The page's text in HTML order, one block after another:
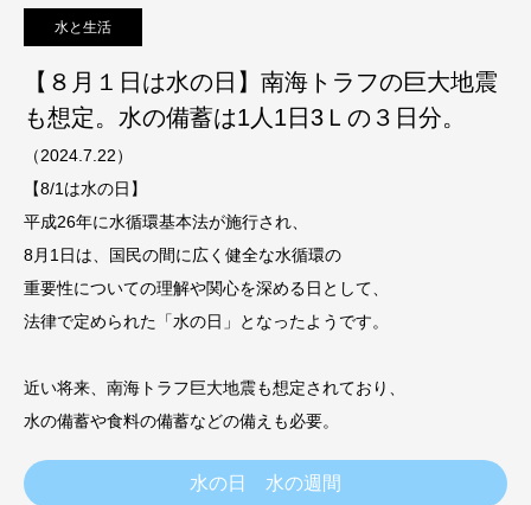
水と生活
【８月１日は水の日】南海トラフの巨大地震
も想定。水の備蓄は1人1日3Ｌの３日分。
（2024.7.22）
【8/1は水の日】
平成26年に水循環基本法が施行され、
8月1日は、国民の間に広く健全な水循環の
重要性についての理解や関心を深める日として、
法律で定められた「水の日」となったようです。
近い将来、南海トラフ巨大地震も想定されており、
水の備蓄や食料の備蓄などの備えも必要。
水の日 水の週間